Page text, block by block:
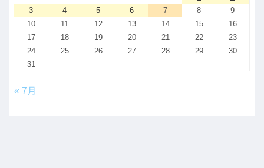
3
4 5 6 7 8
9
10
11 12 13 14 15
16
17
18 19 20 21 22
23
24
25 26 27 28 29
30
31
« 7月